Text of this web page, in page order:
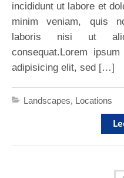
incididunt ut labore et
minim veniam, quis
laboris nisi ut
consequat.Lorem
adipisicing elit, sed […]
Landscapes, Locations